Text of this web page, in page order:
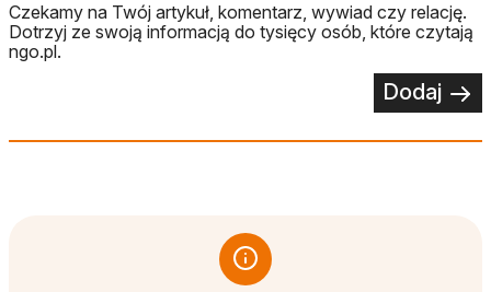
Czekamy na Twój artykuł, komentarz, wywiad czy relację.
Dotrzyj ze swoją informacją do tysięcy osób, które czytają
ngo.pl.
Dodaj